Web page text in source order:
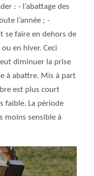
: - l’abattage des
l’année ; -
se faire en dehors de
en hiver. Ceci
diminuer la prise
à abattre. Mis à part
est plus court
faible. La période
moins sensible à